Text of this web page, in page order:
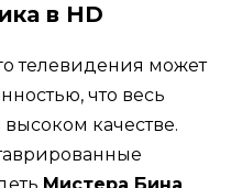
в HD
телевидения может
что весь
высоком качестве.